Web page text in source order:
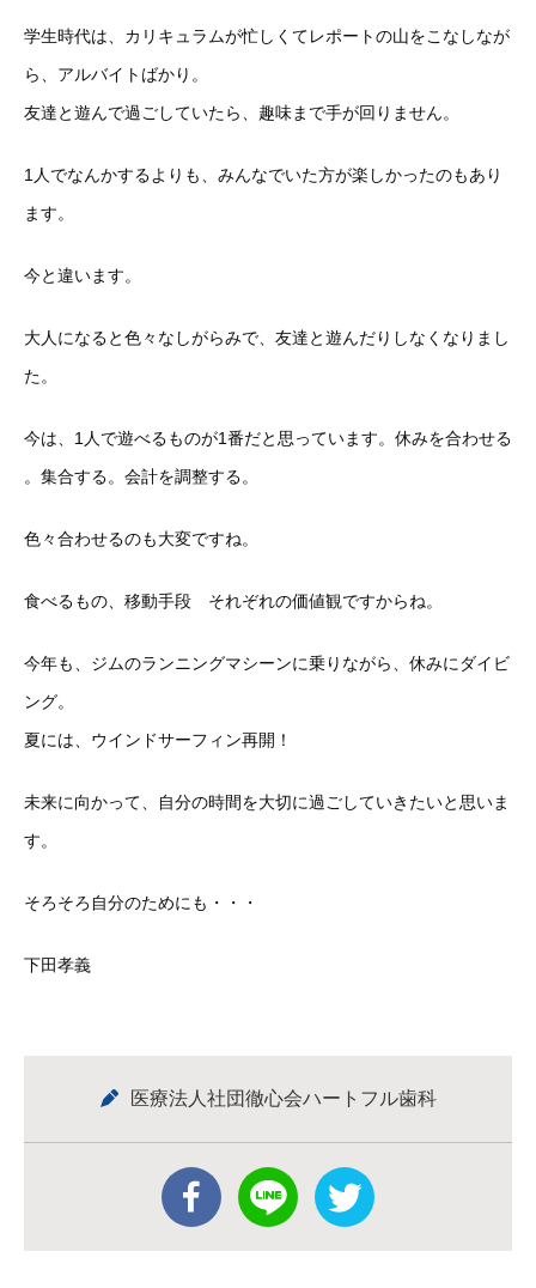
学生時代は、カリキュラムが忙しくてレポートの山をこなしなが
ら
、アルバイトばかり。
友達と遊んで過ごしていたら、趣味まで手が回りません。
1人でなんかするよりも、みんなでいた方が楽しかったのもあり
ます。
今と違います。
大人になると色々なしがらみで、友達と遊んだりしなくなりまし
た。
今は、1人で遊べるものが1番だと思っています。休みを合わせる
。集合する。会計を調整する。
色々合わせるのも大変ですね。
食べるもの、移動手段 それぞれの価値観ですからね。
今年も、ジムのランニングマシーンに乗りながら、休みにダイビ
ング。
夏には、ウインドサーフィン再開！
未来に向かって、自分の時間を大切に過ごしていきたいと思いま
す。
そろそろ自分のためにも・・・
下田孝義
医療法人社団徹心会ハートフル歯科